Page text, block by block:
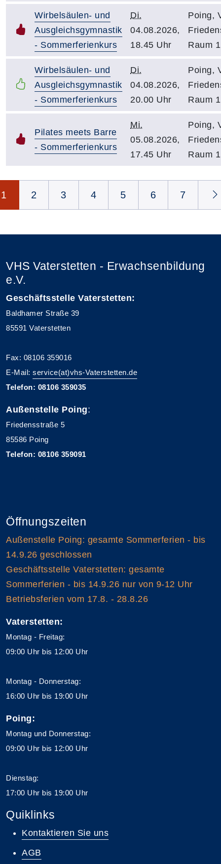
Wirbelsäulen- und
Ausgleichsgymnastik
- Sommerferienkurs
Di.
04.08.2026,
18.45 Uhr
Poing,
Raum 1
Wirbelsäulen- und
Ausgleichsgymnastik
- Sommerferienkurs
Di.
04.08.2026,
20.00 Uhr
Poing,
Raum 1
Pilates meets Barre
- Sommerferienkurs
Mi.
05.08.2026,
17.45 Uhr
Poing,
Raum 1
1 2 3 4 5 6 7
VHS Vaterstetten - Erwachsenbildung
e.V.
Geschäftsstelle Vaterstetten:
Baldhamer Straße 39
85591 Vaterstetten
Fax: 08106 359016
E-Mail: service(at)vhs-Vaterstetten.de
Telefon: 08106 359035
Außenstelle Poing:
Friedensstraße 5
85586 Poing
Telefon: 08106 359091
Öffnungszeiten
Außenstelle Poing: gesamte Sommerferien - bis
14.9.26 geschlossen
Geschäftsstelle Vaterstetten: gesamte
Sommerferien - bis 14.9.26 nur von 9-12 Uhr
Betriebsferien vom 17.8. - 28.8.26
Vaterstetten:
Montag - Freitag:
09:00 Uhr bis 12:00 Uhr
Montag - Donnerstag:
16:00 Uhr bis 19:00 Uhr
Poing:
Montag und Donnerstag:
09:00 Uhr bis 12:00 Uhr
Dienstag:
17:00 Uhr bis 19:00 Uhr
Quiklinks
Kontaktieren Sie uns
AGB